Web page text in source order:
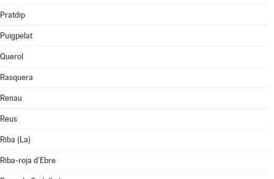
Pratdip
Puigpelat
Querol
Rasquera
Renau
Reus
Riba (La)
Riba-roja d'Ebre